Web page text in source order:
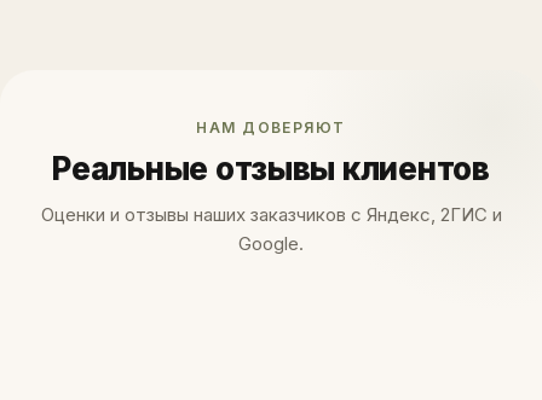
НАМ ДОВЕРЯЮТ
Реальные отзывы клиентов
Оценки и отзывы наших заказчиков с Яндекс, 2ГИС и
Google.